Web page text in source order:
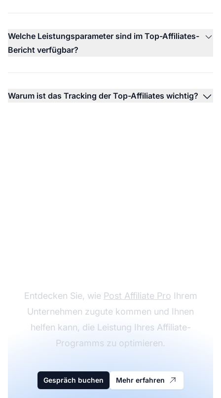
Welche Leistungsparameter sind im Top-Affiliates-
Bericht verfügbar?
Warum ist das Tracking der Top-Affiliates wichtig?
Entdecken Sie, wie Post Affiliate Pro Ihrem
Unternehmen zugute kommen und Ihnen
helfen kann, die Leistung Ihres Affiliate-
Programms zu optimieren.
Gespräch buchen Mehr erfahren